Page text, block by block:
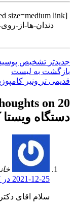
دندان-ها-از-
جدیدتر تشخیص
بازگشت به لیست
قدیمی تر ونیر
20 thoughts on “
دستگاه ویستا
2021-12-25 در 16:27
سلام اقای